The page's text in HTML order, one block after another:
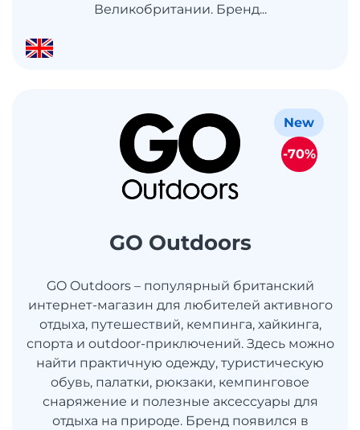
Великобритании. Бренд...
GO Outdoors
GO Outdoors – популярный британский
интернет-магазин для любителей активного
отдыха, путешествий, кемпинга, хайкинга,
спорта и outdoor-приключений. Здесь можно
найти практичную одежду, туристическую
обувь, палатки, рюкзаки, кемпинговое
снаряжение и полезные аксессуары для
отдыха на природе. Бренд появился в
New
-70%